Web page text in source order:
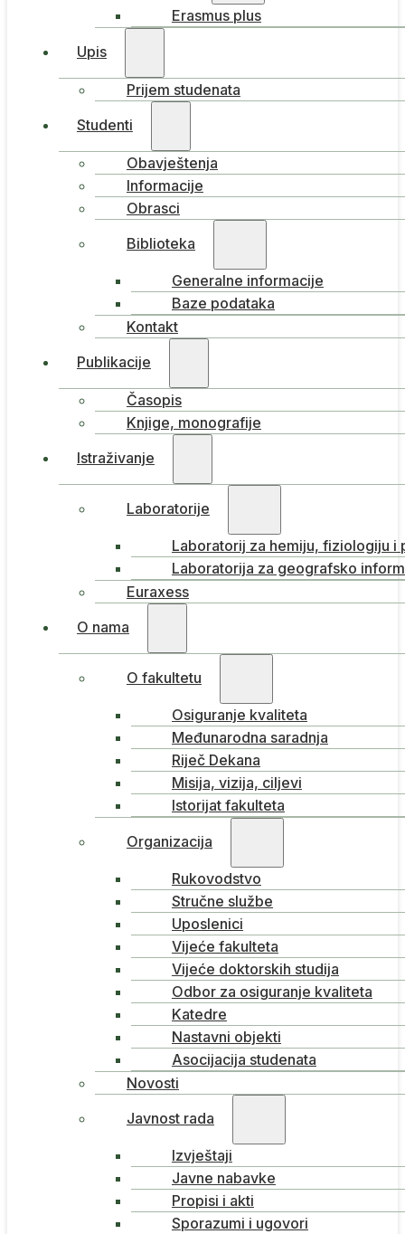
Erasmus plus
Upis
Prijem studenata
Studenti
Obavještenja
Informacije
Obrasci
Biblioteka
Generalne informacije
Baze podataka
Kontakt
Publikacije
Časopis
Knjige, monografije
Istraživanje
Laboratorije
Laboratorij za hemiju, fiziologiju i
Laboratorija za geografsko
Euraxess
O nama
O fakultetu
Osiguranje kvaliteta
Međunarodna saradnja
Riječ Dekana
Misija, vizija, ciljevi
Istorijat fakulteta
Organizacija
Rukovodstvo
Stručne službe
Uposlenici
Vijeće fakulteta
Vijeće doktorskih studija
Odbor za osiguranje kvaliteta
Katedre
Nastavni objekti
Asocijacija studenata
Novosti
Javnost rada
Izvještaji
Javne nabavke
Propisi i akti
Sporazumi i ugovori